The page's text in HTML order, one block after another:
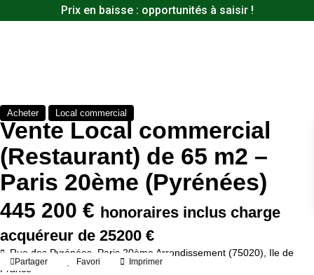
Prix en baisse : opportunités à saisir !
Acheter Local commercial
Vente Local commercial
(Restaurant) de 65 m2 –
Paris 20ème (Pyrénées)
445 200 € honoraires inclus charge
acquéreur de 25200 €
Rue des Pyrénées, Paris 20ème Arrondissement (75020)
Ile de
France
Partager Favori Imprimer